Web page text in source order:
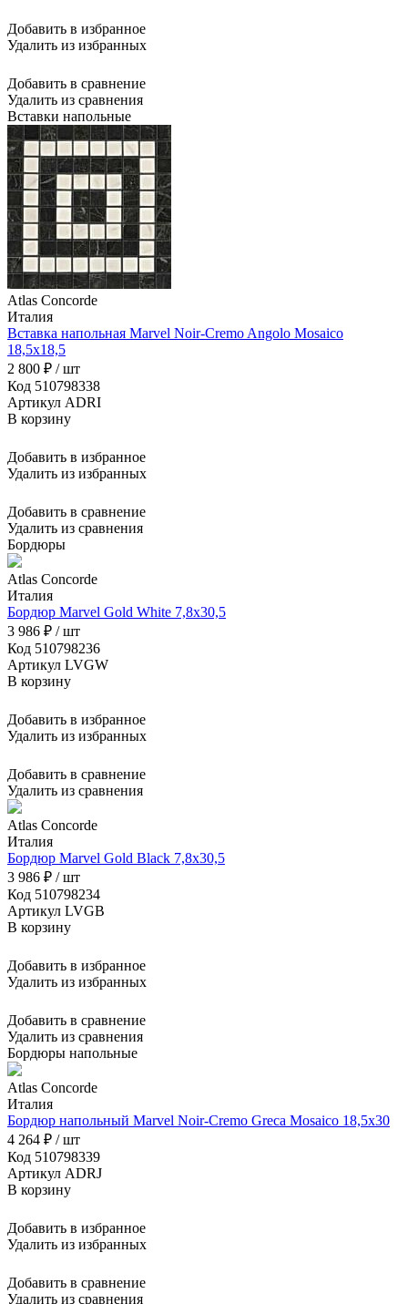
Добавить в избранное
Удалить из избранных
Добавить в сравнение
Удалить из сравнения
Вставки напольные
Atlas Concorde
Италия
Вставка напольная Marvel Noir-Cremo Angolo Mosaico
18,5x18,5
2 800 ₽ / шт
Код 510798338
Артикул ADRI
В корзину
Добавить в избранное
Удалить из избранных
Добавить в сравнение
Удалить из сравнения
Бордюры
Atlas Concorde
Италия
Бордюр Marvel Gold White 7,8x30,5
3 986 ₽ / шт
Код 510798236
Артикул LVGW
В корзину
Добавить в избранное
Удалить из избранных
Добавить в сравнение
Удалить из сравнения
Atlas Concorde
Италия
Бордюр Marvel Gold Black 7,8x30,5
3 986 ₽ / шт
Код 510798234
Артикул LVGB
В корзину
Добавить в избранное
Удалить из избранных
Добавить в сравнение
Удалить из сравнения
Бордюры напольные
Atlas Concorde
Италия
Бордюр напольный Marvel Noir-Cremo Greca Mosaico 18,5x30
4 264 ₽ / шт
Код 510798339
Артикул ADRJ
В корзину
Добавить в избранное
Удалить из избранных
Добавить в сравнение
Удалить из сравнения